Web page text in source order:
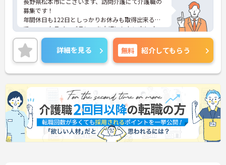
募集です！
年間休日も122日としっかりお休みも取得出来るの
で、ワークライフバランスを大切にしたい方にオス
スメです！
また、昇給・賞与や各種手当なども充実しているの
で、長く働きやすい環境です◎
ご興味のある方はご面接のポイントお伝えしますの
でご気軽にお問い合わせください。
詳細を見る 無料 紹介してもらう